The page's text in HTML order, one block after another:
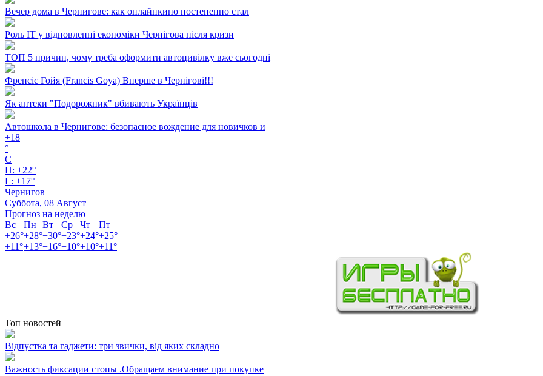
Вечер дома в Чернигове: как онлайнкино постепенно стал
Роль ІТ у відновленні економіки Чернігова після кризи
ТОП 5 причин, чому треба оформити автоцивілку вже сьогодні
Френсіс Гойя (Francis Goya) Вперше в Чернігові!!!
Як аптеки "Подорожник" вбивають Українців
Автошкола в Чернигове: безопасное вождение для новичков и
+18
°
C
H: +22°
L: +17°
Чернигов
Суббота, 08 Август
Прогноз на неделю
Вс
Пн Вт Ср Чт
Пт
+26°+28°+30°+23°+24°+25°
+11°+13°+16°+10°+10°+11°
Топ новостей
Відпустка та гаджети: три звички, від яких складно
Важность фиксации стопы .Обращаем внимание при покупке